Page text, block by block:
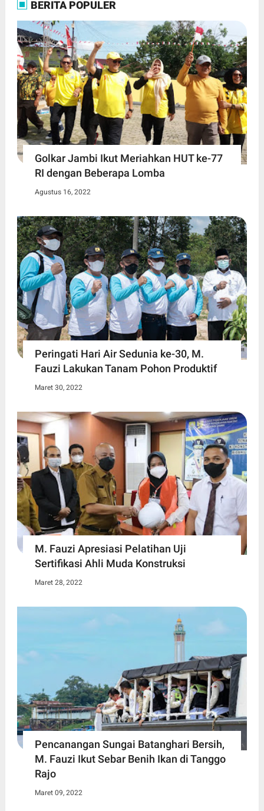
BERITA POPULER
Golkar Jambi Ikut Meriahkan HUT ke-77
RI dengan Beberapa Lomba
Agustus 16, 2022
Peringati Hari Air Sedunia ke-30, M.
Fauzi Lakukan Tanam Pohon Produktif
Maret 30, 2022
M. Fauzi Apresiasi Pelatihan Uji
Sertifikasi Ahli Muda Konstruksi
Maret 28, 2022
Pencanangan Sungai Batanghari Bersih,
M. Fauzi Ikut Sebar Benih Ikan di Tanggo
Rajo
Maret 09, 2022